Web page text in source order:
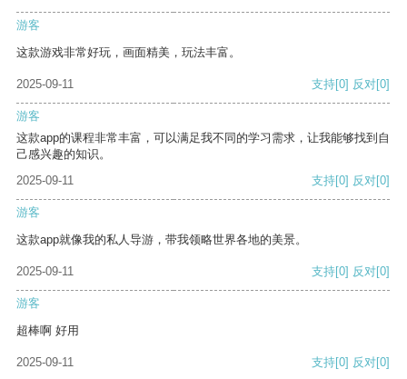
游客
这款游戏非常好玩，画面精美，玩法丰富。
2025-09-11 支持[0] 反对[0]
游客
这款app的课程非常丰富，可以满足我不同的学习需求，让我能够找到自
己感兴趣的知识。
2025-09-11
支持[0] 反对[0]
游客
这款app就像我的私人导游，带我领略世界各地的美景。
2025-09-11 支持[0] 反对[0]
游客
超棒啊 好用
2025-09-11 支持[0] 反对[0]